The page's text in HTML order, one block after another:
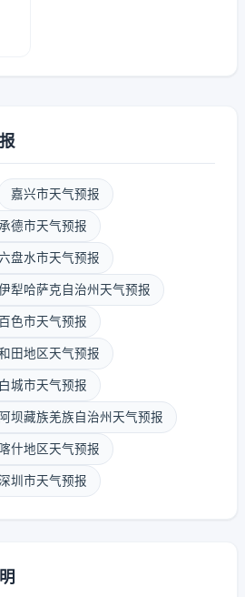
嘉兴市天气预报
承德市天气预报
盘水市天气预报
犁哈萨克自治州天气预报
色市天气预报
田地区天气预报
白城市天气预报
阿坝藏族羌族自治州天气预报
喀什地区天气预报
圳市天气预报